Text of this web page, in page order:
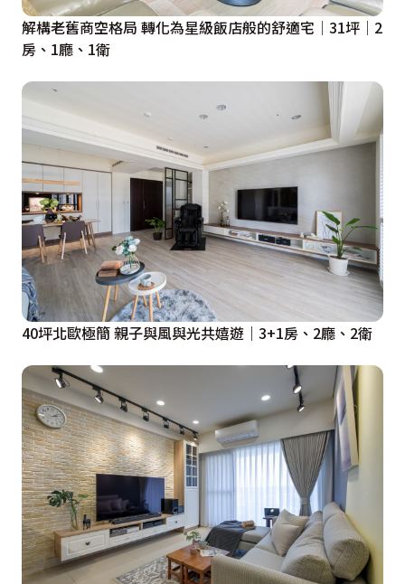
解構老舊商空格局 轉化為星級飯店般的舒適宅│31坪│2
房、1廳、1衛
40坪北歐極簡 親子與風與光共嬉遊｜3+1房、2廳、2衛